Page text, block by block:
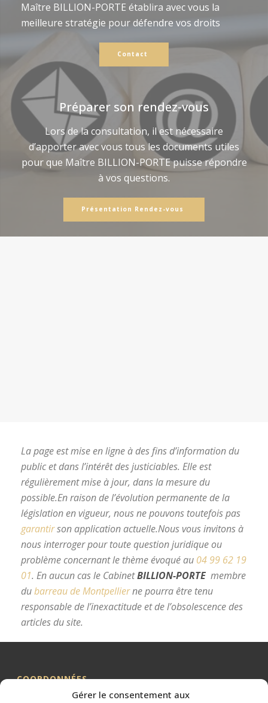
Gérer le consentement aux
Maître BILLION-PORTE établira avec vous la
meilleure stratégie pour défendre vos droits
Contact
Préparer son rendez-vous
Lors de la consultation, il est nécessaire
d’apporter avec vous tous les documents utiles
pour que Maître BILLION-PORTE puisse répondre
à vos questions.
Présentation Rendez-vous
La page est mise en ligne à des fins d’information du
public et dans l’intérêt des justiciables. Elle est
régulièrement mise à jour, dans la mesure du
possible.En raison de l’évolution permanente de la
législation en vigueur, nous ne pouvons toutefois pas
garantirson application actuelle.Nous vous invitons à
nous interroger pour toute question juridique ou
problème concernant le thème évoqué au 04 99 62 19
01. En aucun cas le CabinetBILLION-PORTE membre
dubarreau de Montpellierne pourra être tenu
responsable de l’inexactitude et de l’obsolescence des
articles du site.
COORDONNÉES
Me BILLION-PORTE